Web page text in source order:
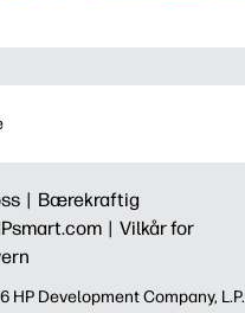
| Bærekraftig
| Vilkår for
HP Development Company, L.P.